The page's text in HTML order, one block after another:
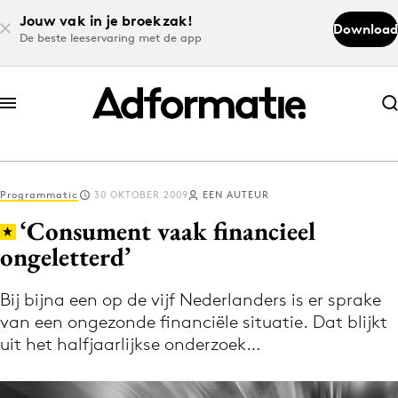
Jouw vak in je broekzak!
De beste leeservaring met de app
Download
Abonneer nu
Abonneer nu
Log in
Volg het laatste nieuws via de Adformatie
Nieuws app
Programmatic 30 OKTOBER 2009 EEN AUTEUR
‘Consument vaak financieel
ongeletterd’
Bij bijna een op de vijf Nederlanders is er sprake
van een ongezonde financiële situatie. Dat blijkt
uit het halfjaarlijkse onderzoek…